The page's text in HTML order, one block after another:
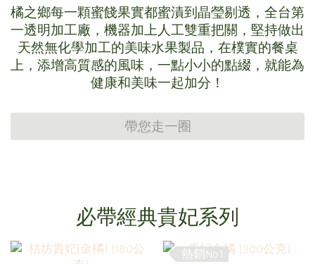
橘之鄉每一顆蜜餞果實都蜜漬到晶瑩剔透，全台第
一透明加工廠，機器加上人工雙重把關，堅持做出
天然無化學加工的美味水果製品，在樸實的餐桌
上，添增高質感的風味，一點小小的點綴，就能為
健康和美味一起加分！
帶您走一圈
必帶經典貴妃系列
熱銷No1